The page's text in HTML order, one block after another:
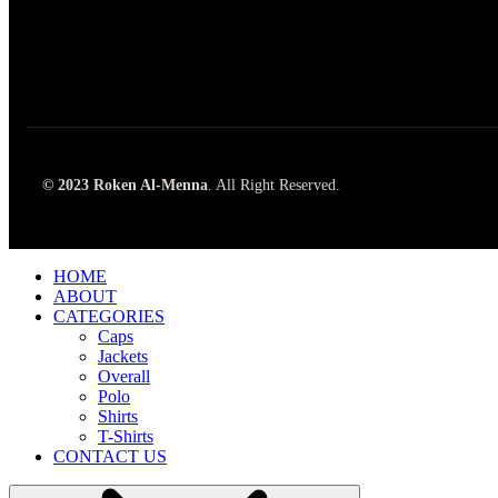
© 2023 Roken Al-Menna . All Right Reserved.
HOME
ABOUT
CATEGORIES
Caps
Jackets
Overall
Polo
Shirts
T-Shirts
CONTACT US